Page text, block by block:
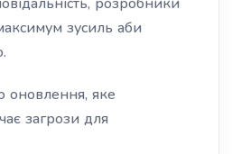
зусиль аби
оновлення, яке
загрози для